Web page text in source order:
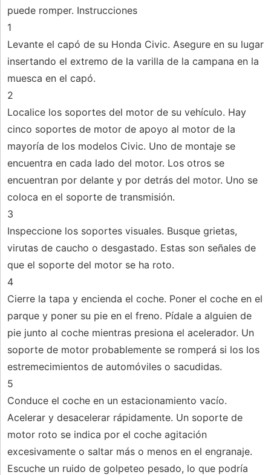
puede romper. Instrucciones
1
Levante el capó de su Honda Civic. Asegure en su lugar
insertando el extremo de la varilla de la campana en la
muesca en el capó.
2
Localice los soportes del motor de su vehículo. Hay
cinco soportes de motor de apoyo al motor de la
mayoría de los modelos Civic. Uno de montaje se
encuentra en cada lado del motor. Los otros se
encuentran por delante y por detrás del motor. Uno se
coloca en el soporte de transmisión.
3
Inspeccione los soportes visuales. Busque grietas,
virutas de caucho o desgastado. Estas son señales de
que el soporte del motor se ha roto.
4
Cierre la tapa y encienda el coche. Poner el coche en el
parque y poner su pie en el freno. Pídale a alguien de
pie junto al coche mientras presiona el acelerador. Un
soporte de motor probablemente se romperá si los los
estremecimientos de automóviles o sacudidas.
5
Conduce el coche en un estacionamiento vacío.
Acelerar y desacelerar rápidamente. Un soporte de
motor roto se indica por el coche agitación
excesivamente o saltar más o menos en el engranaje.
Escuche un ruido de golpeteo pesado, lo que podría